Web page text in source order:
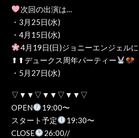
次回の出演は…
・3月25日(水)
・4月15日(水)
4月19日(日)ジョニーエンジェル
⬆⬆デュークス周年パーティー
・5月27日(水)
▽▼▼▽▼▼▽▼▼▽
OPEN
19:00〜
スタート予定
19:30〜
CLOSE
26:00//